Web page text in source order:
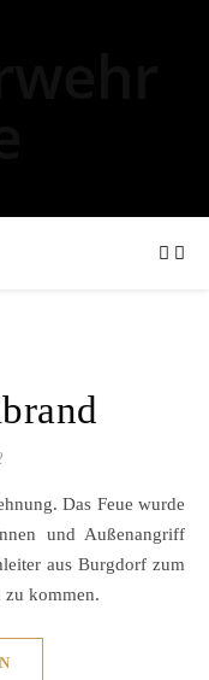
und Außenangriff
aus Burgdorf zum
zu kommen.